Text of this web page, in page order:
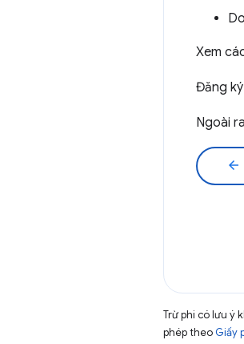
Xem
Đăng
Ngoài
arrow_back
Trừ phi có lưu ý
phép theo Giấy